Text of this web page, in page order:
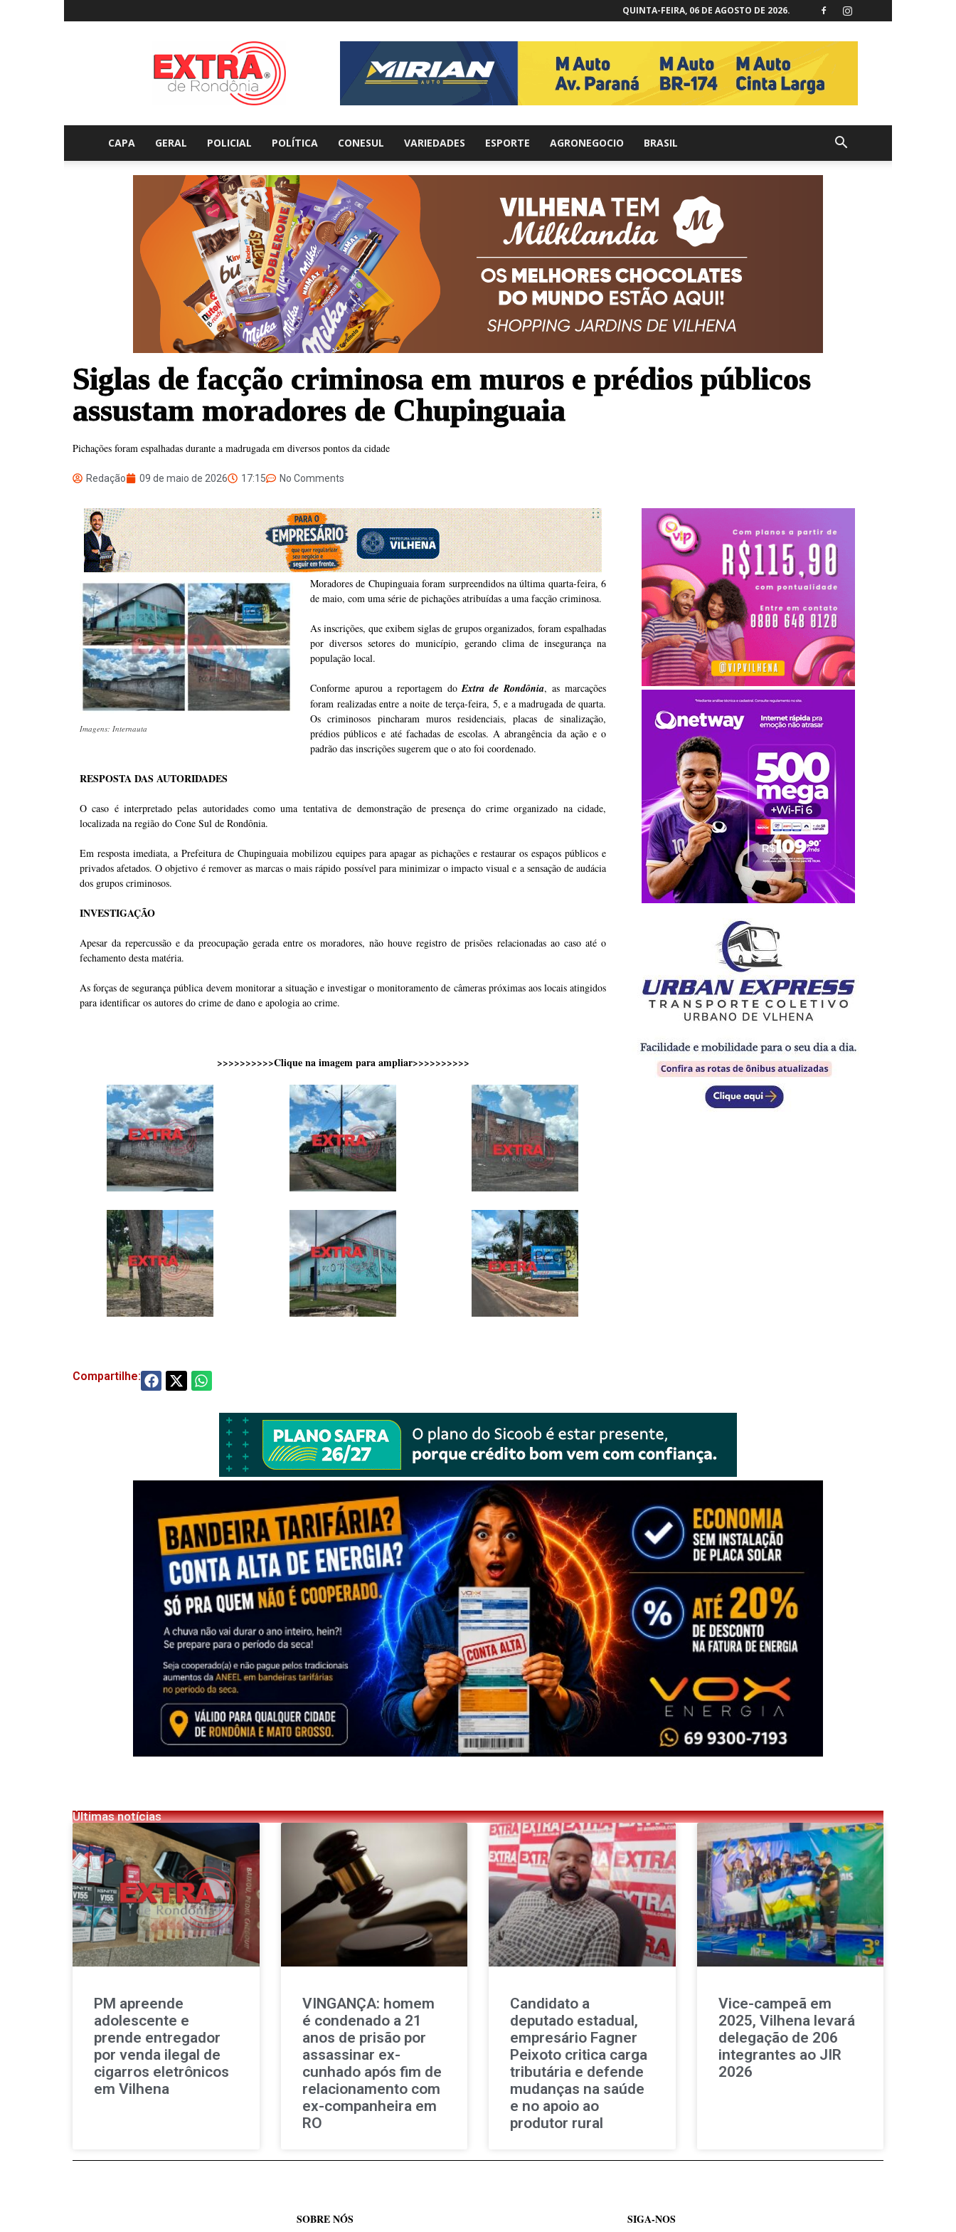
QUINTA-FEIRA, 06 DE AGOSTO DE 2026.
Extraderondonia.com.br
CAPA GERAL POLICIAL POLÍTICA CONESUL VARIEDADES ESPORTE AGRONEGOCIO BRASIL
Siglas de facção criminosa em muros e prédios públicos
assustam moradores de Chupinguaia
Pichações foram espalhadas durante a madrugada em diversos pontos da cidade
Redação 09 de maio de 2026 17:15 No Comments
Imagens: Internauta
Moradores de Chupinguaia foram surpreendidos na última quarta-feira, 6
de maio, com uma série de pichações atribuídas a uma facção criminosa.
As inscrições, que exibem siglas de grupos organizados, foram espalhadas
por diversos setores do município, gerando clima de insegurança na
população local.
Conforme apurou a reportagem doExtra de Rondônia, as marcações
foram realizadas entre a noite de terça-feira, 5, e a madrugada de quarta.
Os criminosos pincharam muros residenciais, placas de sinalização,
prédios públicos e até fachadas de escolas. A abrangência da ação e o
padrão das inscrições sugerem que o ato foi coordenado.
RESPOSTA DAS AUTORIDADES
O caso é interpretado pelas autoridades como uma tentativa de demonstração de presença do crime organizado na cidade,
localizada na região do Cone Sul de Rondônia.
Em resposta imediata, a Prefeitura de Chupinguaia mobilizou equipes para apagar as pichações e restaurar os espaços públicos e
privados afetados. O objetivo é remover as marcas o mais rápido possível para minimizar o impacto visual e a sensação de audácia
dos grupos criminosos.
INVESTIGAÇÃO
Apesar da repercussão e da preocupação gerada entre os moradores, não houve registro de prisões relacionadas ao caso até o
fechamento desta matéria.
As forças de segurança pública devem monitorar a situação e investigar o monitoramento de câmeras próximas aos locais atingidos
para identificar os autores do crime de dano e apologia ao crime.
>>>>>>>>>>Clique na imagem para ampliar>>>>>>>>>>
Compartilhe:
Últimas notícias
PM apreende
adolescente e
prende entregador
por venda ilegal de
cigarros eletrônicos
em Vilhena
VINGANÇA: homem
é condenado a 21
anos de prisão por
assassinar ex-
cunhado após fim de
relacionamento com
ex-companheira em
RO
Candidato a
deputado estadual,
empresário Fagner
Peixoto critica carga
tributária e defende
mudanças na saúde
e no apoio ao
produtor rural
Vice-campeã em
2025, Vilhena levará
delegação de 206
integrantes ao JIR
2026
SOBRE NÓS SIGA-NOS